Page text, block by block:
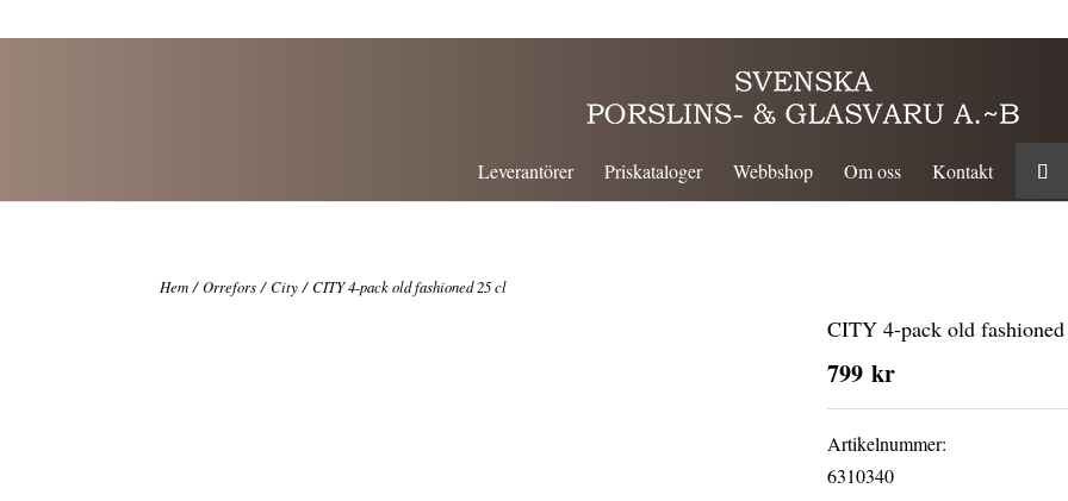
Leverantörer Priskataloger Webbshop Om oss Kontakt
Hem /Orrefors /City / CITY 4-pack old fashioned 25 cl
CITY 4-pack old
799 kr
Artikelnummer:
6310340